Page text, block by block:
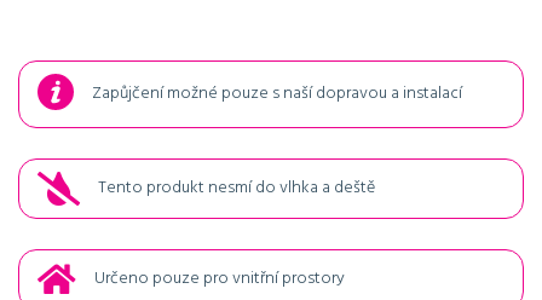
Zapůjčení možné pouze s naší dopravou a instalací
Tento produkt nesmí do vlhka a deště
Určeno pouze pro vnitřní prostory